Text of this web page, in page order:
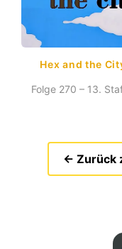
Hex and the
Folge 270 – 13.
← Zurück